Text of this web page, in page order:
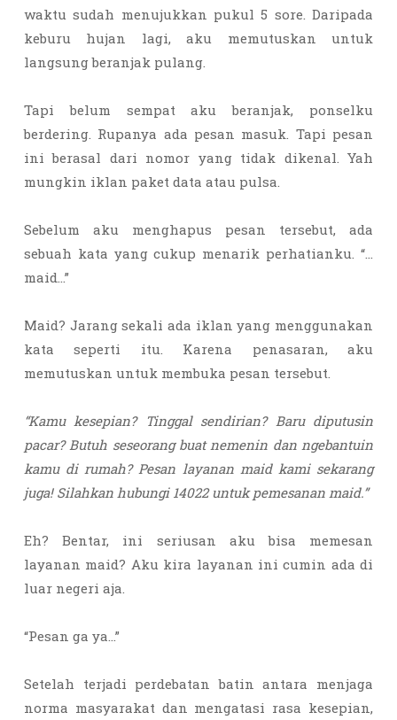
waktu sudah menujukkan pukul 5 sore. Daripada
keburu hujan lagi, aku memutuskan untuk
langsung beranjak pulang.
Tapi belum sempat aku beranjak, ponselku
berdering. Rupanya ada pesan masuk. Tapi pesan
ini berasal dari nomor yang tidak dikenal. Yah
mungkin iklan paket data atau pulsa.
Sebelum aku menghapus pesan tersebut, ada
sebuah kata yang cukup menarik perhatianku. “…
maid…”
Maid? Jarang sekali ada iklan yang menggunakan
kata seperti itu. Karena penasaran, aku
memutuskan untuk membuka pesan tersebut.
“Kamu kesepian? Tinggal sendirian? Baru diputusin
pacar? Butuh seseorang buat nemenin dan ngebantuin
kamu di rumah? Pesan layanan maid kami sekarang
juga! Silahkan hubungi 14022 untuk pemesanan maid.”
Eh? Bentar, ini seriusan aku bisa memesan
layanan maid? Aku kira layanan ini cumin ada di
luar negeri aja.
“Pesan ga ya…”
Setelah terjadi perdebatan batin antara menjaga
norma masyarakat dan mengatasi rasa kesepian,